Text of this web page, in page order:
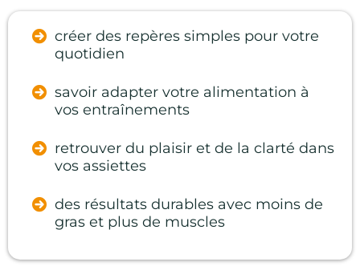
créer des repères simples pour votre
quotidien
savoir adapter votre alimentation à
vos entraînements
retrouver du plaisir et de la clarté dans
vos assiettes
des résultats durables avec moins de
gras et plus de muscles